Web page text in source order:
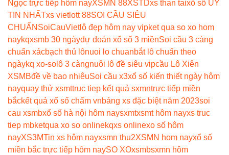
Ngọc trực tiếp hôm nayXSMN 88XSTDxs than taixổ số UY
TIN NHẤTxs vietlott 88SOI CẦU SIÊU
CHUẨN SoiCauVietlô đẹp hôm nay vipket qua so xo hom
naykqxsmb 30 ngàydự đoán xổ số 3 miềnSoi cầu 3 càng
chuẩn xácbạch thủ lônuoi lo chuanbắt lô chuẩn theo
ngàykq xo-so lô 3 càngnuôi lô đề siêu vipcầu Lô Xiên
XSMBđề về bao nhiêuSoi cầu x3xổ số kiến thiết ngày hôm
nayquay thử xsmttruc tiep kết quả sxmntrực tiếp miền
bắckết quả xổ số chấm vnbảng xs đặc biệt năm 2023soi
cau xsmbxổ số hà nội hôm naysxmtxsmt hôm nayxs truc
tiep mbketqua xo so onlinekqxs onlinexo số hôm
nayXS3MTin xs hôm nayxsmn thu2XSMN hom nayxổ số
miền bắc trực tiếp hôm naySO XOxsmbsxmn hôm